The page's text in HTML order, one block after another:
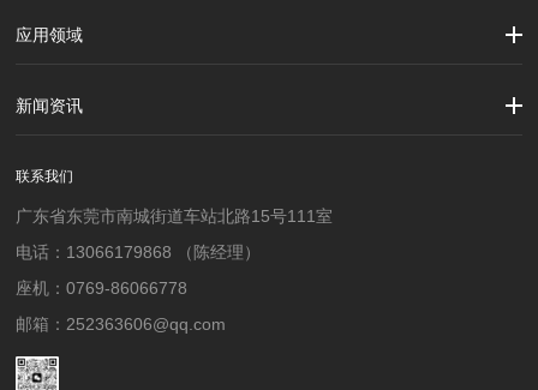
应用领域
新闻资讯
联系我们
广东省东莞市南城街道车站北路15号111室
电话：13066179868 （陈经理）
座机：0769-86066778
邮箱：252363606@qq.com